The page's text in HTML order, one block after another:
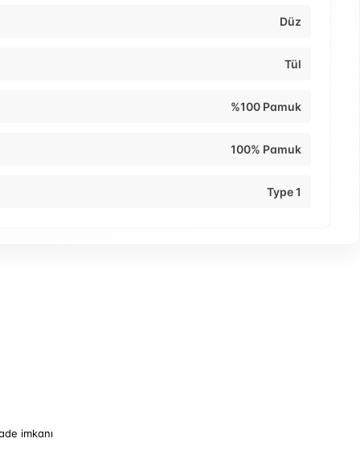
Düz
Tül
%100 Pamuk
100% Pamuk
Type 1
imkanı